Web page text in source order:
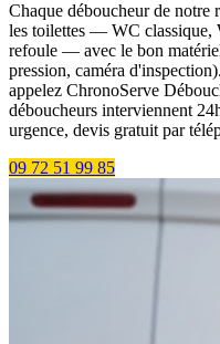
Chaque déboucheur de notre
les toilettes — WC classique,
refoule — avec le bon
pression, caméra
appelez ChronoServe
déboucheurs interviennent
urgence, devis gratuit par
09 72 51 99 85